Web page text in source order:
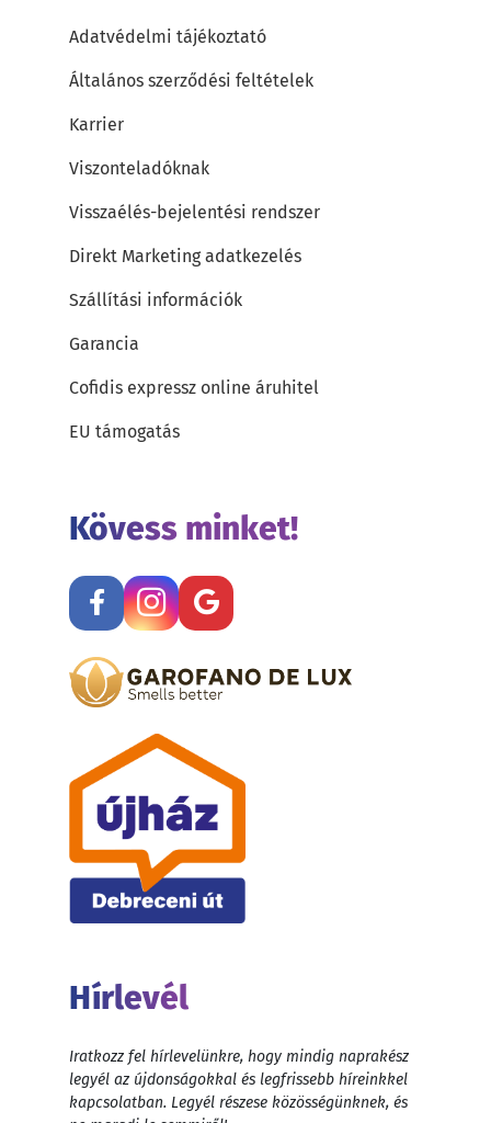
Adatvédelmi tájékoztató
Általános szerződési feltételek
Karrier
Viszonteladóknak
Visszaélés-bejelentési rendszer
Direkt Marketing adatkezelés
Szállítási információk
Garancia
Cofidis expressz online áruhitel
EU támogatás
Kövess minket!
Hírlevél
Iratkozz fel hírlevelünkre, hogy mindig naprakész
legyél az újdonságokkal és legfrissebb híreinkkel
kapcsolatban. Legyél részese közösségünknek, és